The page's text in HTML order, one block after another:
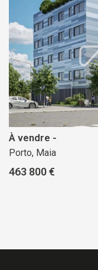
À vendre -
Porto, Maia
463 800 €